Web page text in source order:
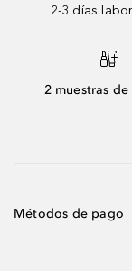
2-3 días
2 muestras
Métodos de pago